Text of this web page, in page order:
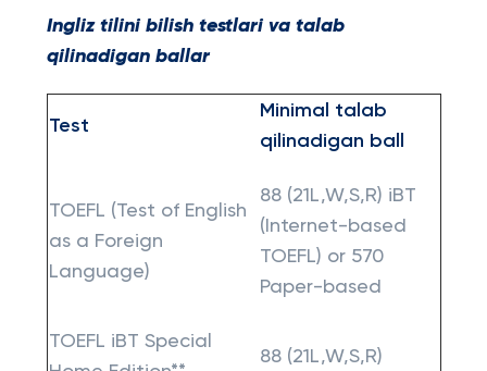
Ingliz tilini bilish testlari va talab
qilinadigan ballar
Test
Minimal talab
qilinadigan ball
TOEFL (Test of English
as a Foreign
Language)
88 (21L,W,S,R) iBT
(Internet-based
TOEFL) or 570
Paper-based
TOEFL iBT Special
88 (21L,W,S,R)